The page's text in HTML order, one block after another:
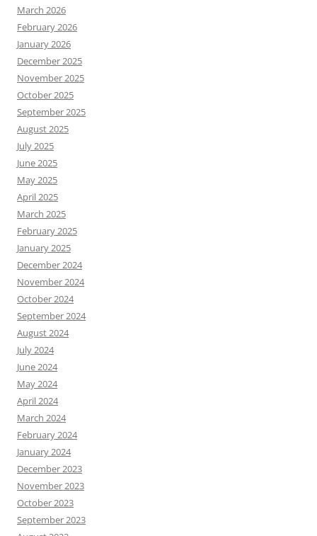
March 2026
February 2026
January 2026
December 2025
November 2025
October 2025
September 2025
August 2025
July 2025
June 2025
May 2025
April 2025
March 2025
February 2025
January 2025
December 2024
November 2024
October 2024
September 2024
August 2024
July 2024
June 2024
May 2024
April 2024
March 2024
February 2024
January 2024
December 2023
November 2023
October 2023
September 2023